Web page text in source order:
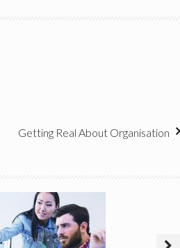
Getting Real About Organisation
To Get Started In
Finance